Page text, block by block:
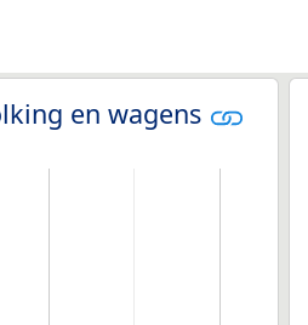
en wagens